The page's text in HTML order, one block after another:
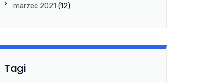
marzec 2021 (12)
Tagi